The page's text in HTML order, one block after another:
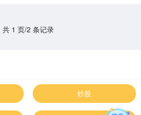
共 1 页/2 条记录
炒股